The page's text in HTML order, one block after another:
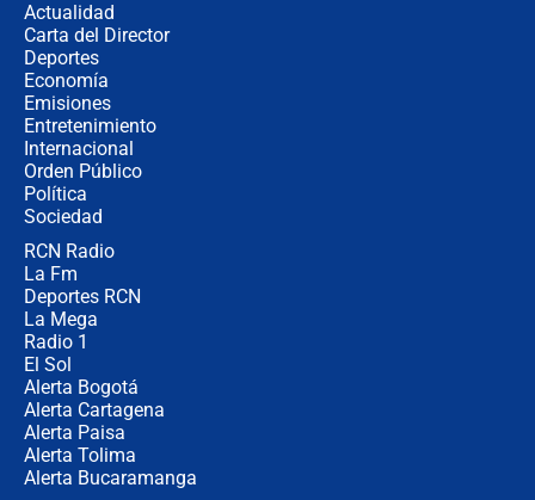
Actualidad
Carta del Director
Deportes
Economía
Emisiones
Entretenimiento
Internacional
Orden Público
Política
Sociedad
RCN Radio
La Fm
Deportes RCN
La Mega
Radio 1
El Sol
Alerta Bogotá
Alerta Cartagena
Alerta Paisa
Alerta Tolima
Alerta Bucaramanga